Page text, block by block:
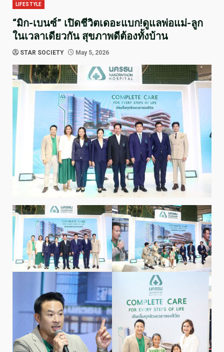
LIFESTYLE
“มิก-เบนซ์” เปิดชีวิตเดอะแบก!ดูแลพ่อแม่-ลูก
ในเวลาเดียวกัน สุขภาพดีต้องทั้งบ้าน
STAR SOCIETY May 5, 2026